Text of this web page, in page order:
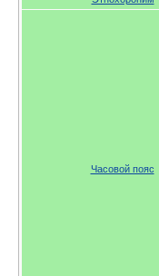
Часовой пояс